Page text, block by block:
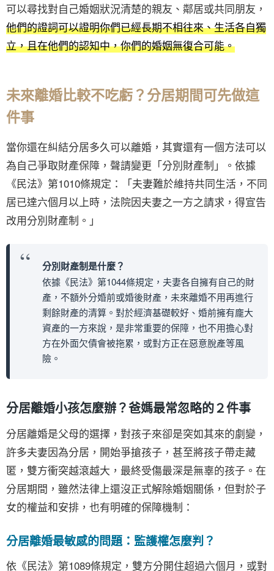
可以尋找對自己婚姻狀況清楚的親友、鄰居或共同朋友，
他們的證詞可以證明你們已經長期不相往來、生活各自獨
立，且在他們的認知中，你們的婚姻無復合可能。
未來離婚比較不吃虧？分居期間可先做這
件事
當你還在糾結分居多久可以離婚，其實還有一個方法可以
為自己爭取財產保障，聲請變更「分別財產制」。依據
《民法》第1010條規定：「夫妻難於維持共同生活，不同
居已達六個月以上時，法院因夫妻之一方之請求，得宣告
改用分別財產制。」
分別財產制是什麼？
依據《民法》第1044條規定，夫妻各自擁有自己的財
產，不額外分婚前或婚後財產，未來離婚不用再進行
剩餘財產的清算。對於經濟基礎較好、婚前擁有龐大
資產的一方來說，是非常重要的保障，也不用擔心對
方在外面欠債會被拖累，或對方正在惡意脫產等風
險。
分居離婚小孩怎麼辦？爸媽最常忽略的２件事
分居離婚是父母的選擇，對孩子來卻是突如其來的劇變，
許多夫妻因為分居，開始爭搶孩子，甚至將孩子帶走藏
匿，雙方衝突越滾越大，最終受傷最深是無辜的孩子。在
分居期間，雖然法律上還沒正式解除婚姻關係，但對於子
女的權益和安排，也有明確的保障機制：
分居離婚最敏感的問題：監護權怎麼判？
依《民法》第1089條規定，雙方分開住超過六個月，或對